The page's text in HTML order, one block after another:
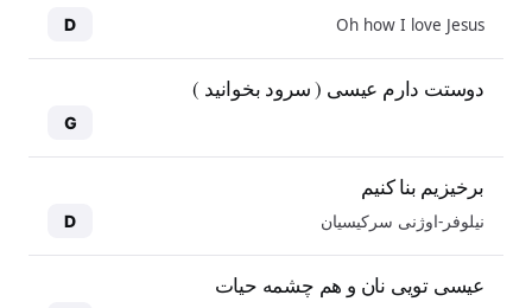
Oh how I love Jesus
D
دوستت دارم عیسی ( سرود بخوانید )
G
برخیزیم بنا کنیم
نیلوفر-اوژنی سرکیسیان D
عیسی تویی نان و هم چشمه حیات